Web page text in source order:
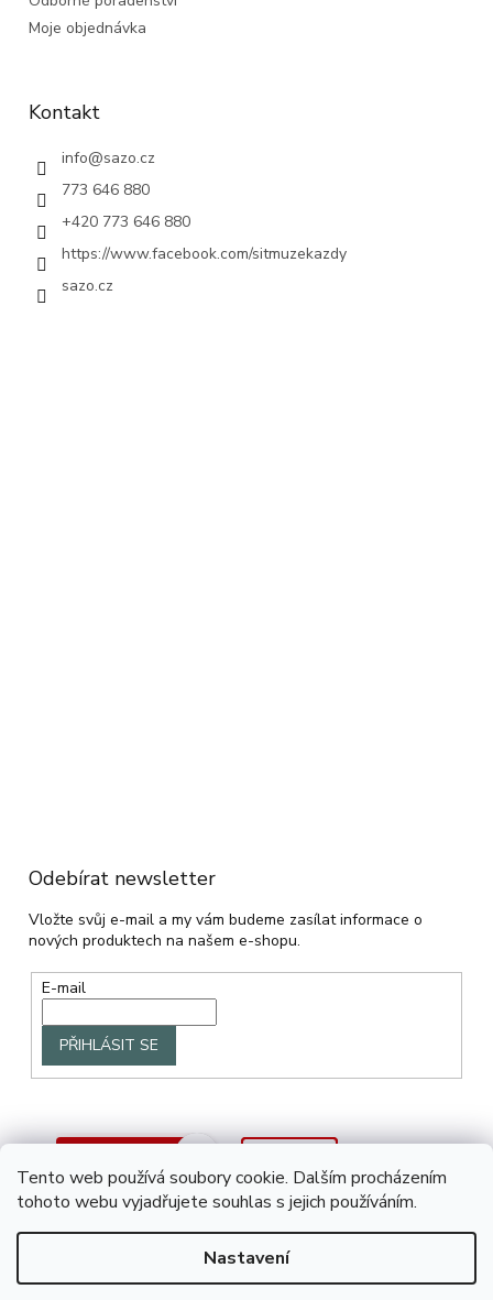
Tento web používá soubory cookie. Dalším procházením
tohoto webu vyjadřujete souhlas s jejich používáním.
Nastavení
Moje objednávka
Kontakt
info@sazo.cz
773 646 880
+420 773 646 880
https://www.facebook.com/sitmuzekazdy
sazo.cz
Odebírat newsletter
Vložte svůj e-mail a my vám budeme zasílat informace o
nových produktech na našem e-shopu.
E-mail
PŘIHLÁSIT SE
Vytvořil Shoptet